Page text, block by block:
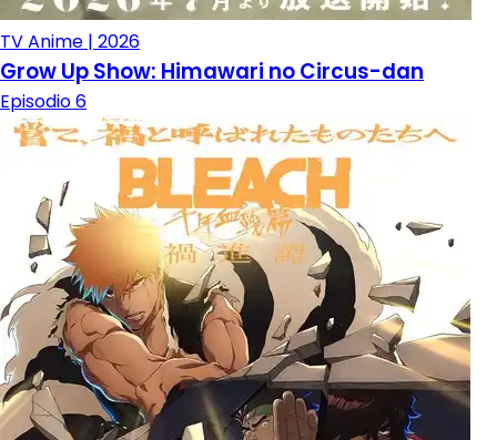
TV Anime | 2026
Grow Up Show: Himawari no Circus-dan
Episodio 6